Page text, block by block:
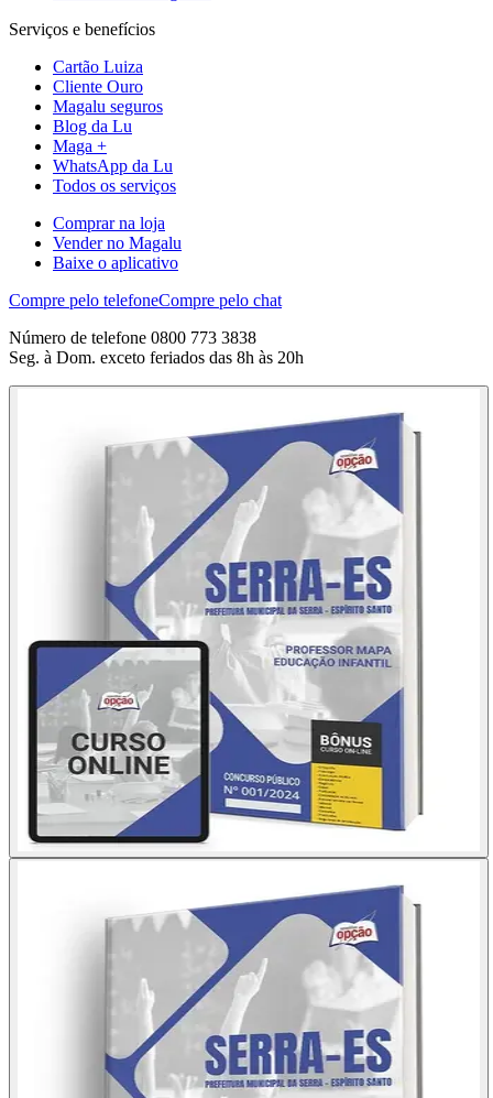
Serviços e benefícios
Cartão Luiza
Cliente Ouro
Magalu seguros
Blog da Lu
Maga +
WhatsApp da Lu
Todos os serviços
Comprar na loja
Vender no Magalu
Baixe o aplicativo
Compre pelo telefoneCompre pelo chat
Número de telefone 0800 773 3838
Seg. à Dom. exceto feriados das 8h às 20h